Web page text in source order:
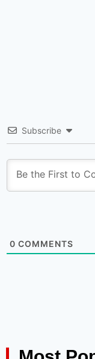
Subscribe
0 COMMENTS